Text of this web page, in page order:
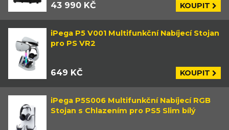
43 990 KČ KOUPIT
iPega P5 V001 Multifunkční Nabíjecí Stojan
pro PS VR2
649 KČ KOUPIT
iPega P5S006 Multifunkční Nabíjecí RGB
Stojan s Chlazením pro PS5 Slim bílý